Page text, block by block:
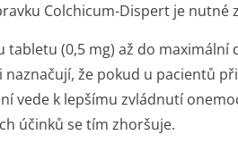
Colchicum-Dispert je
tabletu (0,5 mg) až do maximální
naznačují, že pokud u pacientů
vede k lepšímu zvládnutí
účinků se tím zhoršuje.